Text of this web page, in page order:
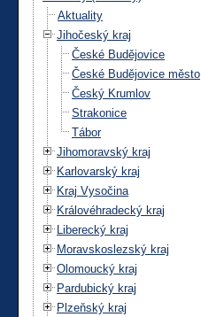
Aktuality
Jihočeský kraj
České Budějovice
České Budějovice město
Český Krumlov
Strakonice
Tábor
Jihomoravský kraj
Karlovarský kraj
Kraj Vysočina
Královéhradecký kraj
Liberecký kraj
Moravskoslezský kraj
Olomoucký kraj
Pardubický kraj
Plzeňský kraj